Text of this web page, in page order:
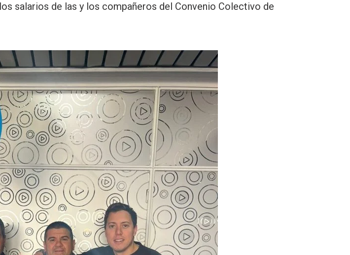
salarios de las y los compañeros del Convenio Colectivo de